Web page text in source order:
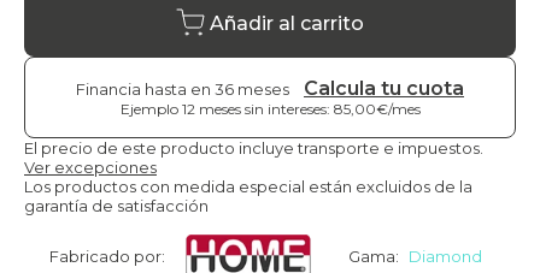
Añadir al carrito
Financia hasta en 36 meses Calcula tu cuota
Ejemplo 12 meses sin intereses: 85,00€/mes
El precio de este producto incluye transporte e impuestos.
Ver excepciones
Los productos con medida especial están excluidos de la
garantía de satisfacción
Fabricado por: Gama: Diamond